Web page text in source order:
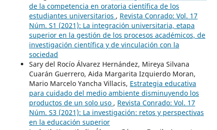
de la competencia en oratoria científica de los
estudiantes universitarios , Revista Conrado: Vol. 17
Núm. S1 (2021): La integración universitaria, etapa
superior en la gestión de los procesos académicos, de
investigación científica y de vinculación con la
sociedad
Sary del Rocío Álvarez Hernández, Mireya Silvana
Cuarán Guerrero, Aida Margarita Izquierdo Moran,
Mario Marcelo Yancha Villacis, Estrategia educativa
para cuidado del medio ambiente disminuyendo los
productos de un solo uso , Revista Conrado: Vol. 17
Núm. S3 (2021): La investigación: retos y perspectivas
en la educación superior